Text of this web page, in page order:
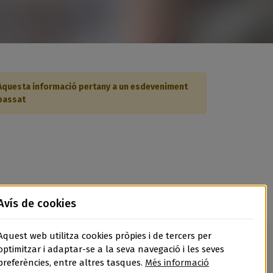
informació pertany a un esdeveniment
de cookies
web utilitza cookies pròpies i de tercers per
i adaptar-se a la seva navegació i les seves
entre altres tasques. Més informació